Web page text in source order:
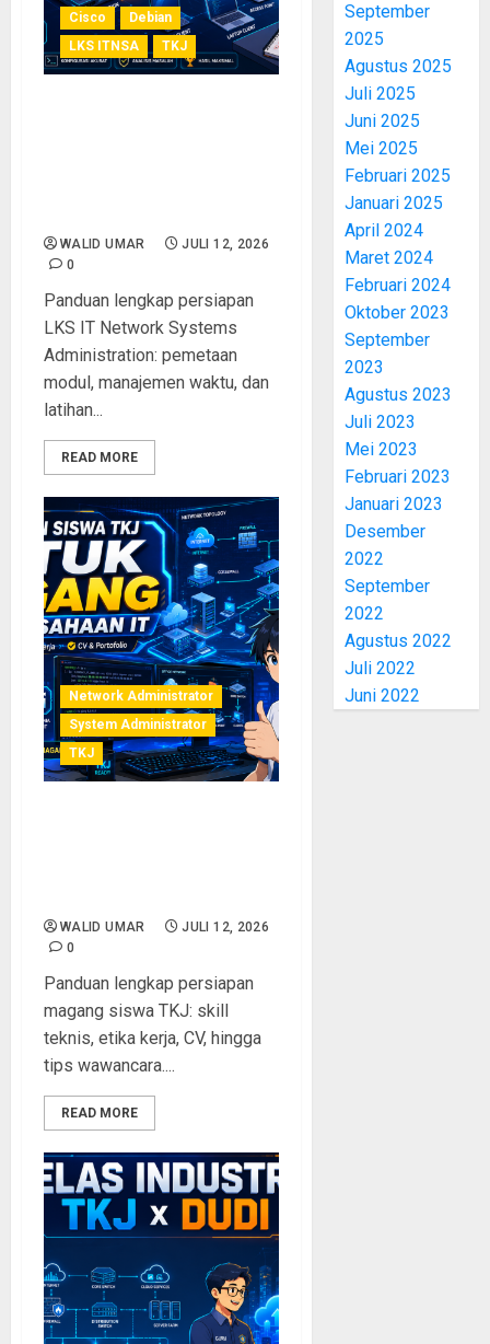
Cisco
Debian
LKS ITNSA
TKJ
WALID UMAR
JULI 12, 2026
0
Panduan lengkap persiapan
LKS IT Network Systems
Administration: pemetaan
modul, manajemen waktu, dan
latihan...
READ MORE
Network Administrator
System Administrator
TKJ
WALID UMAR
JULI 12, 2026
0
Panduan lengkap persiapan
magang siswa TKJ: skill
teknis, etika kerja, CV, hingga
tips wawancara....
READ MORE
September
2025
Agustus 2025
Juli 2025
Juni 2025
Mei 2025
Februari 2025
Januari 2025
April 2024
Maret 2024
Februari 2024
Oktober 2023
September
2023
Agustus 2023
Juli 2023
Mei 2023
Februari 2023
Januari 2023
Desember
2022
September
2022
Agustus 2022
Juli 2022
Juni 2022